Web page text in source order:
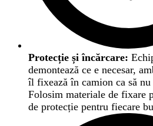
Protecție și încărcare:
demontează ce e necesar,
îl fixează în camion ca să
Folosim materiale de fixare
de protecție pentru fiecare